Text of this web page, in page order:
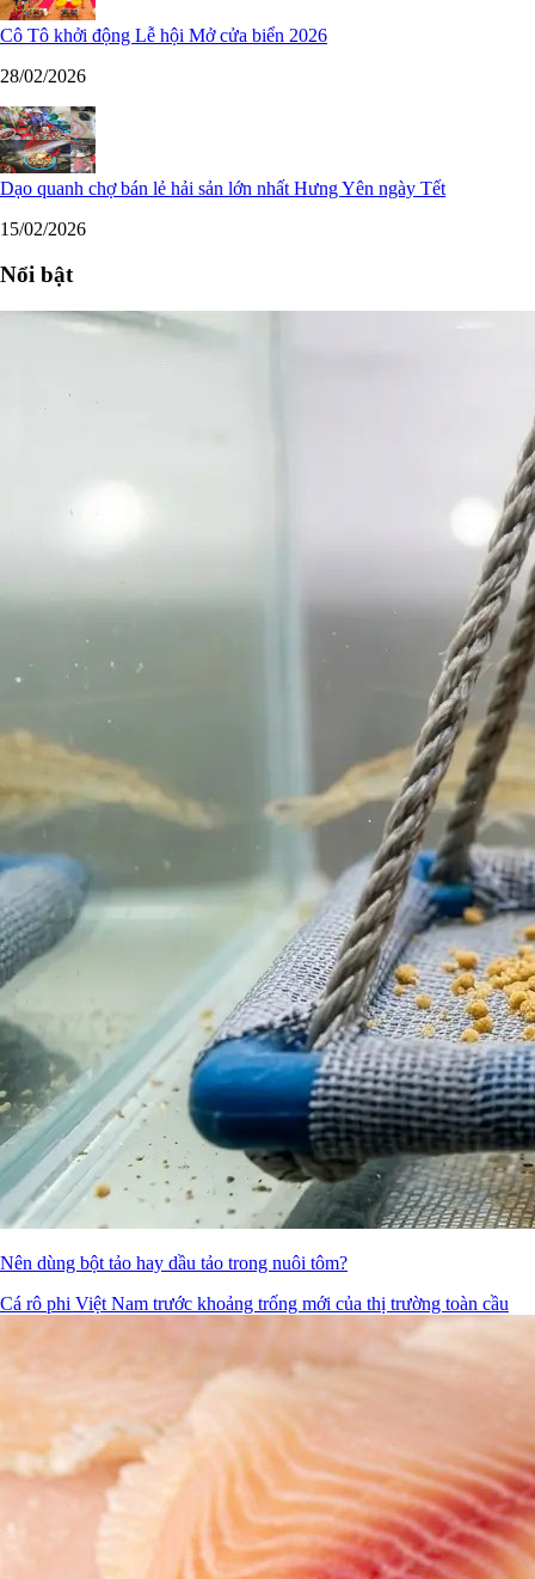
Cô Tô khởi động Lễ hội Mở cửa biển 2026
28/02/2026
Dạo quanh chợ bán lẻ hải sản lớn nhất Hưng Yên ngày Tết
15/02/2026
Nổi bật
Nên dùng bột tảo hay dầu tảo trong nuôi tôm?
Cá rô phi Việt Nam trước khoảng trống mới của thị trường toàn cầu